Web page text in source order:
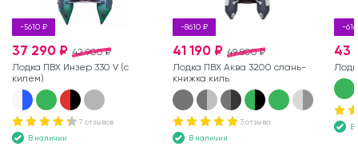
-5610 ₽
42 900 ₽
37 290 ₽
Лодка ПВХ Инзер 330 V (с
килем)
7 отзывов
В наличии
-8610 ₽
49 800 ₽
41 190 ₽
Лодка ПВХ Аква 3200 слань-
книжка киль
3 отзыва
В наличии
-
43
В